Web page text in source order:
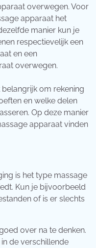
overwegen. Voor
apparaat het
manier kun je
respectievelijk een
en een
overwegen.
belangrijk om rekening
en welke delen
Op deze manier
apparaat vinden
is het type massage
Kun je bijvoorbeeld
of is er slechts
over na te denken.
de verschillende